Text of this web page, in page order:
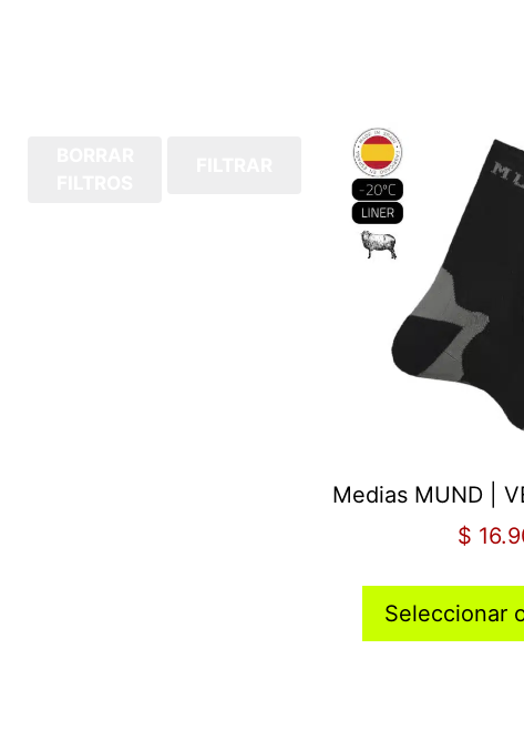
Medias MUND |
$
Seleccionar